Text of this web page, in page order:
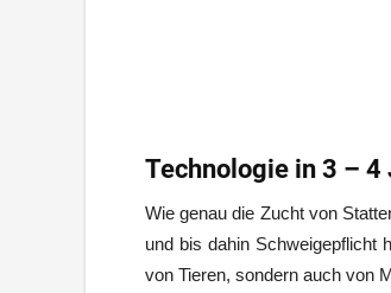
Technologie in 3 –
Wie genau die Zucht von
und bis dahin Schweigepflicht
von Tieren, sondern auch von